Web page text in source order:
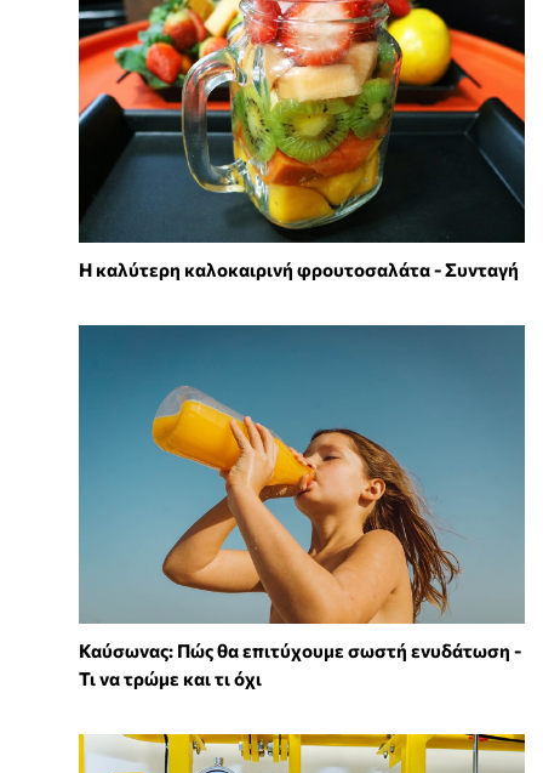
Η καλύτερη καλοκαιρινή φρουτοσαλάτα - Συνταγή
Καύσωνας: Πώς θα επιτύχουμε σωστή ενυδάτωση -
Τι να τρώμε και τι όχι